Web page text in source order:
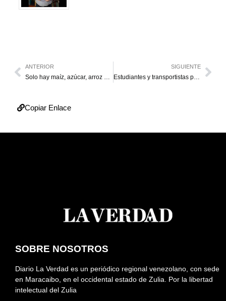
ANTERIOR
Solo hay maíz, azúcar, arroz y café hasta junio
SIGUIENTE
Estudiantes y transportistas ponen fecha tope a Fontur
Copiar Enlace
SOBRE NOSOTROS
Diario La Verdad es un periódico regional venezolano, con sede
en Maracaibo, en el occidental estado de Zulia. Por la libertad
intelectual del Zulia